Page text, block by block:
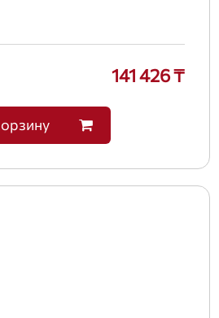
141 426 ₸